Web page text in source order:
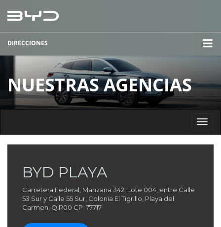
DIRECCIONES
NUESTRAS AGENCIAS
BYD PLAYA
Carretera Federal, Manzana 342, Lote 004, entre Calle
53 Sur y Calle 55 Sur, Colonia El Tigrillo, Playa del
Carmen, Q.R00 CP. 77717